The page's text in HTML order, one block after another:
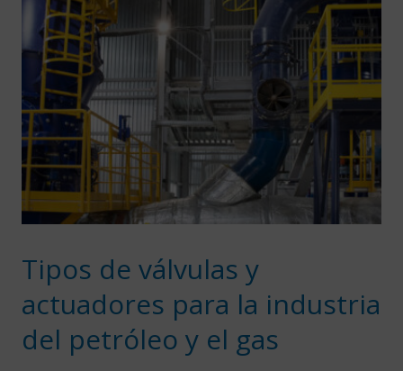
Tipos de válvulas y
actuadores para la industria
del petróleo y el gas